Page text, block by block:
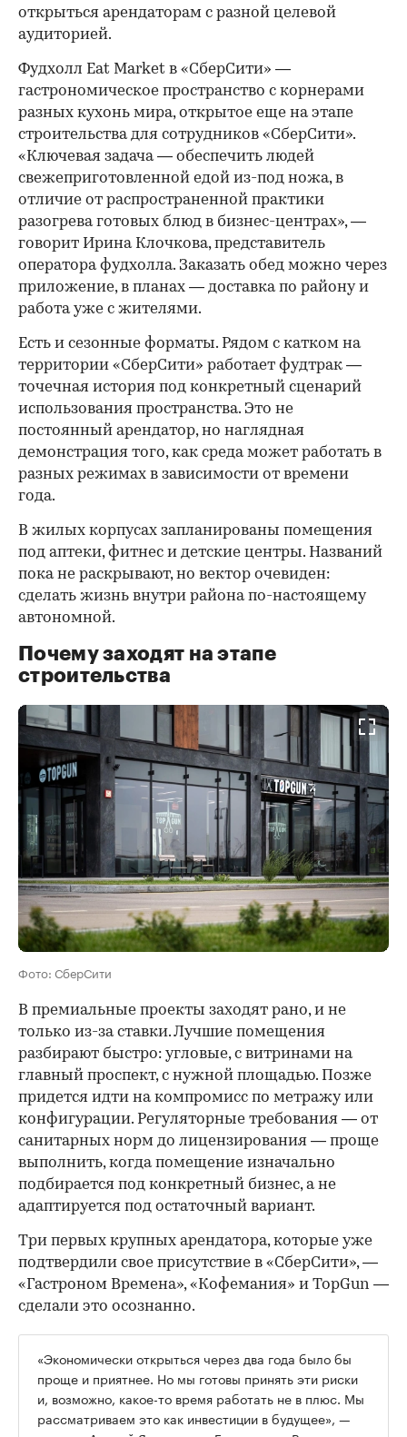
открыться арендаторам с разной целевой
аудиторией.
Фудхолл Eat Market в «СберСити» —
гастрономическое пространство с корнерами
разных кухонь мира, открытое еще на этапе
строительства для сотрудников «СберСити».
«Ключевая задача — обеспечить людей
свежеприготовленной едой из-под ножа, в
отличие от распространенной практики
разогрева готовых блюд в бизнес-центрах», —
говорит Ирина Клочкова, представитель
оператора фудхолла. Заказать обед можно через
приложение, в планах — доставка по району и
работа уже с жителями.
Есть и сезонные форматы. Рядом с катком на
территории «СберСити» работает фудтрак —
точечная история под конкретный сценарий
использования пространства. Это не
постоянный арендатор, но наглядная
демонстрация того, как среда может работать в
разных режимах в зависимости от времени
года.
В жилых корпусах запланированы помещения
под аптеки, фитнес и детские центры. Названий
пока не раскрывают, но вектор очевиден:
сделать жизнь внутри района по-настоящему
автономной.
Почему заходят на этапе
строительства
Фото: СберСити
В премиальные проекты заходят рано, и не
только из-за ставки. Лучшие помещения
разбирают быстро: угловые, с витринами на
главный проспект, с нужной площадью. Позже
придется идти на компромисс по метражу или
конфигурации. Регуляторные требования — от
санитарных норм до лицензирования — проще
выполнить, когда помещение изначально
подбирается под конкретный бизнес, а не
адаптируется под остаточный вариант.
Три первых крупных арендатора, которые уже
подтвердили свое присутствие в «СберСити», —
«Гастроном Времена», «Кофемания» и TopGun —
сделали это осознанно.
«Экономически открыться через два года было бы
проще и приятнее. Но мы готовы принять эти риски
и, возможно, какое-то время работать не в плюс. Мы
рассматриваем это как инвестиции в будущее», —